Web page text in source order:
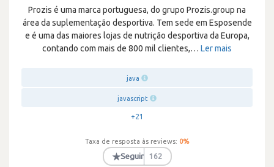
Prozis é uma marca portuguesa, do grupo Prozis.group na
área da suplementação desportiva. Tem sede em Esposende
e é uma das maiores lojas de nutrição desportiva da Europa,
contando com mais de 800 mil clientes,… Ler mais
java
javascript
+21
Taxa de resposta às reviews: 0%
★Seguir 162